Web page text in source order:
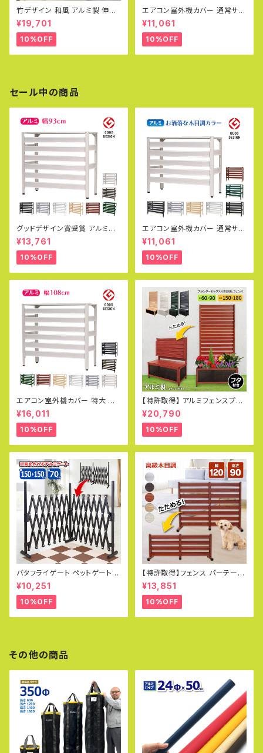
竹デザイン 和風 アルミ製 伸縮
ゲート 幅3.3m 軽量 折りたた
み 伸縮ゲート 門扉 アルミフェ
ンス diy 簡単 種類 支柱 ガーデ
ン アルマックス TXG1030 土
日出荷OK
¥19,701
10%OFF
エアコン室外機カバー 通常サイ
ズ アルミ製 カラバリ グッドデザ
イン賞 おしゃれ エコキュート 雨
雪 冬 寒冷地 日除け エアコンカ
バー エクステリア 室外機ラック
白 DIY KB-90
¥11,061
10%OFF
セール中の商品
グッドデザイン賞受賞 アルミ製
エアコン室外機カバー（大型タイ
プ）Lサイズ エアコン室外機対応
実用新案取得
¥13,761
10%OFF
エアコン室外機カバー 通常サイ
ズ アルミ製 カラバリ グッドデザ
イン賞 おしゃれ エコキュート 雨
雪 冬 寒冷地 日除け エアコンカ
バー エクステリア 室外機ラック
白 DIY KB-90
¥11,061
10%OFF
エアコン室外機カバー 特大 ジ
ャンボサイズ 1080×390×945
mm グッドデザイン賞受賞 アル
ミ製 木目調 エアコンカバー ベ
ランダ 雨 雪 日よけ KB-108
¥16,011
10%OFF
【特許取得】 アルミフェンスプラ
ンター60×150cm 木目調 目隠
し プランター オレフェンスプラ
ンター おしゃれ ラティス OFP0
615
¥20,790
10%OFF
バタフライゲート ペットゲート フ
ェンス 幅150cm×150cm 高70
cm アルミフェンス ラティス ゲ
ート 犬 ドッグラン 目隠し ペット
フェンス サークル 猫 SXG073
0
¥10,251
10%OFF
【特許取得】フェンス パーテーシ
ョン 幅120×高さ90cm ガーデ
ンフェンス DIY アルミフェンス
目隠し 柱 門扉 フェンス 折りた
たみ式 オレフェンス OF1209
¥13,851
10%OFF
その他の商品